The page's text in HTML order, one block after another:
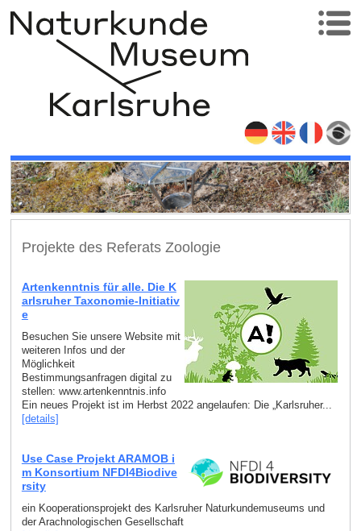
Projekte des Referats Zoologie
Artenkenntnis für alle. Die K
arlsruher Taxonomie-Initiativ
e
Besuchen Sie unsere Website mit
weiteren Infos und der
Möglichkeit
Bestimmungsanfragen digital zu
stellen: www.artenkenntnis.info
Ein neues Projekt ist im Herbst 2022 angelaufen: Die „Karlsruher...
[details]
Use Case Projekt ARAMOB i
m Konsortium NFDI4Biodive
rsity
ein Kooperationsprojekt des Karlsruher Naturkundemuseums und
der Arachnologischen Gesellschaft